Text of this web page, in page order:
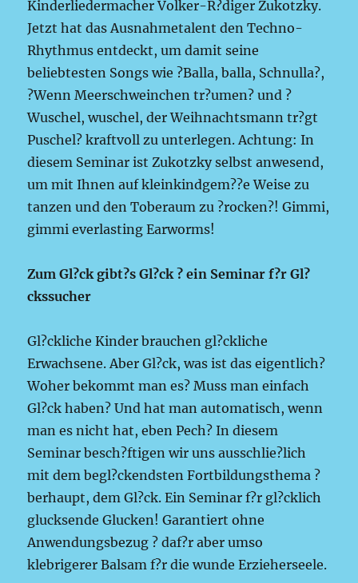
Kinderliedermacher Volker-R?diger Zukotzky.
Jetzt hat das Ausnahmetalent den Techno-
Rhythmus entdeckt, um damit seine
beliebtesten Songs wie ?Balla, balla, Schnulla?,
?Wenn Meerschweinchen tr?umen? und ?
Wuschel, wuschel, der Weihnachtsmann tr?gt
Puschel? kraftvoll zu unterlegen. Achtung: In
diesem Seminar ist Zukotzky selbst anwesend,
um mit Ihnen auf kleinkindgem??e Weise zu
tanzen und den Toberaum zu ?rocken?! Gimmi,
gimmi everlasting Earworms!
Zum Gl?ck gibt?s Gl?ck ? ein Seminar f?r Gl?
ckssucher
Gl?ckliche Kinder brauchen gl?ckliche
Erwachsene. Aber Gl?ck, was ist das eigentlich?
Woher bekommt man es? Muss man einfach
Gl?ck haben? Und hat man automatisch, wenn
man es nicht hat, eben Pech? In diesem
Seminar besch?ftigen wir uns ausschlie?lich
mit dem begl?ckendsten Fortbildungsthema ?
berhaupt, dem Gl?ck. Ein Seminar f?r gl?cklich
glucksende Glucken! Garantiert ohne
Anwendungsbezug ? daf?r aber umso
klebrigerer Balsam f?r die wunde Erzieherseele.